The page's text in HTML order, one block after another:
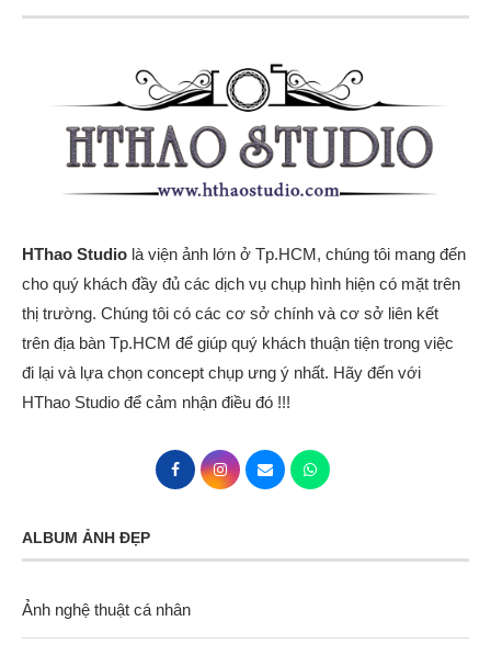
HThao Studio là viện ảnh lớn ở Tp.HCM, chúng tôi mang đến
cho quý khách đầy đủ các dịch vụ chụp hình hiện có mặt trên
thị trường. Chúng tôi có các cơ sở chính và cơ sở liên kết
trên địa bàn Tp.HCM để giúp quý khách thuận tiện trong việc
đi lại và lựa chọn concept chụp ưng ý nhất. Hãy đến với
HThao Studio để cảm nhận điều đó !!!
ALBUM ẢNH ĐẸP
Ảnh nghệ thuật cá nhân